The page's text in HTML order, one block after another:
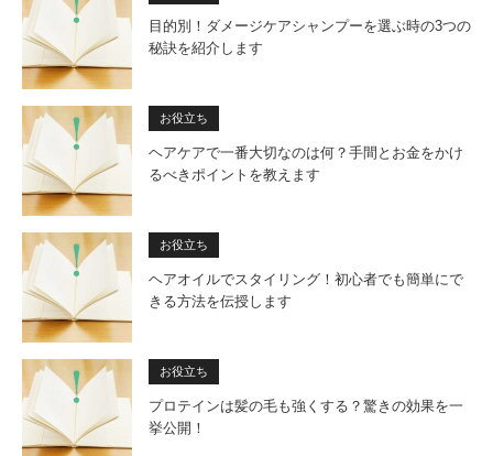
目的別！ダメージケアシャンプーを選ぶ時の3つの
秘訣を紹介します
お役立ち
ヘアケアで一番大切なのは何？手間とお金をかけ
るべきポイントを教えます
お役立ち
ヘアオイルでスタイリング！初心者でも簡単にで
きる方法を伝授します
お役立ち
プロテインは髪の毛も強くする？驚きの効果を一
挙公開！